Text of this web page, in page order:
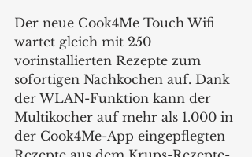
Der neue Cook4Me Touch Wifi
wartet gleich mit 250
vorinstallierten Rezepte zum
sofortigen Nachkochen auf. Dank
der WLAN-Funktion kann der
Multikocher auf mehr als 1.000 in
der Cook4Me-App eingepflegten